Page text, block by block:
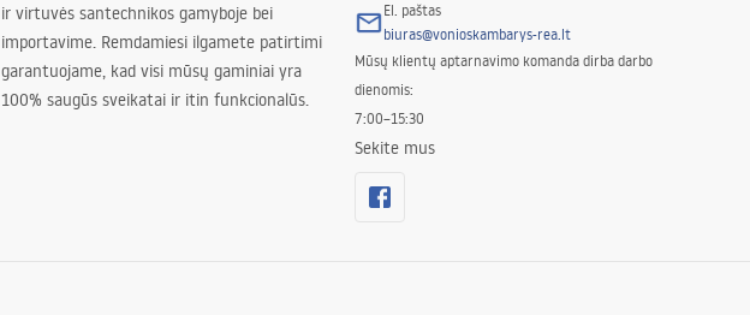
ir virtuvės santechnikos gamyboje bei
importavime. Remdamiesi ilgamete patirtimi
garantuojame, kad visi mūsų gaminiai yra
100% saugūs sveikatai ir itin funkcionalūs.
El. paštas
biuras@vonioskambarys-rea.lt
Mūsų klientų aptarnavimo komanda dirba darbo
dienomis:
7:00–15:30
Sekite mus